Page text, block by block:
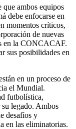
que ambos equipos
debe enfocarse en
momentos críticos,
de nuevas
en la CONCACAF.
sus posibilidades en
en un proceso de
el Mundial.
futbolística,
legado. Ambos
desafíos y
en las eliminatorias.